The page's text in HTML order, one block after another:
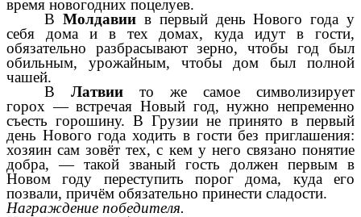
время новогодних поцелуев.
ВМолдавии в первый день Нового года у
себя дома и в тех домах, куда идут в гости,
обязательно разбрасывают зерно, чтобы год был
обильным, урожайным, чтобы дом был полной
чашей.
ВЛатвиито же самое символизирует
горох — встречая Новый год, нужно непременно
съесть горошину. В Грузии не принято в первый
день Нового года ходить в гости без приглашения:
хозяин сам зовёт тех, с кем у него связано понятие
добра, — такой званый гость должен первым в
Новом году переступить порог дома, куда его
позвали, причём обязательно принести сладости.
Награждение победителя.